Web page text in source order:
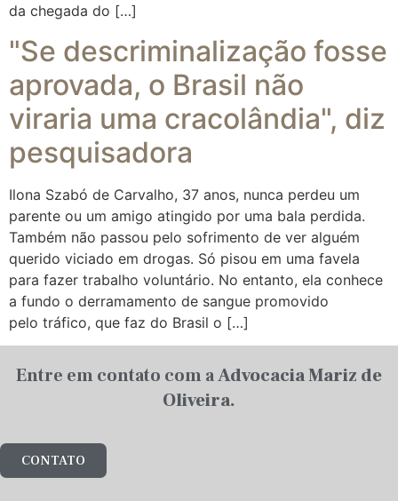
da chegada do […]
"Se descriminalização fosse
aprovada, o Brasil não
viraria uma cracolândia", diz
pesquisadora
Ilona Szabó de Carvalho, 37 anos, nunca perdeu um
parente ou um amigo atingido por uma bala perdida.
Também não passou pelo sofrimento de ver alguém
querido viciado em drogas. Só pisou em uma favela
para fazer trabalho voluntário. No entanto, ela conhece
a fundo o derramamento de sangue promovido
pelo tráfico, que faz do Brasil o […]
Entre em contato com aAdvocacia Mariz de
Oliveira.
CONTATO